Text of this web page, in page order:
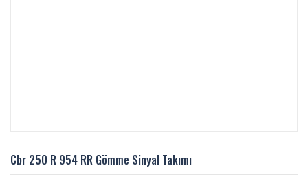
Cbr 250 R 954 RR Gömme Sinyal Takımı